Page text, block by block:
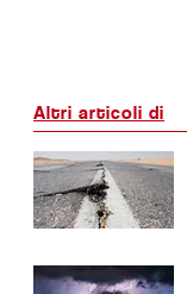
Altri articoli di